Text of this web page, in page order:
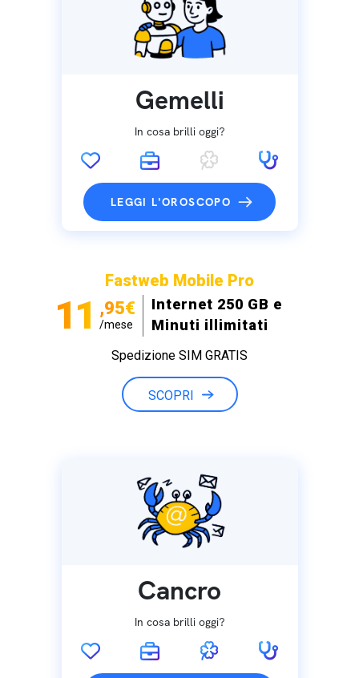
Gemelli
In cosa brilli oggi?
LEGGI L'OROSCOPO
Fastweb Mobile Pro
11 ,95€
/mese
Internet 250 GB e
Minuti illimitati
Spedizione SIM GRATIS
SCOPRI
Cancro
In cosa brilli oggi?